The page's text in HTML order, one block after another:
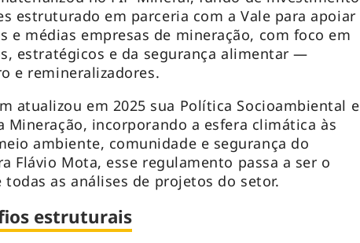
estruturado em parceria com a Vale para apoiar
e médias empresas de mineração, com foco em
estratégicos e da segurança alimentar —
e remineralizadores.
atualizou em 2025 sua Política Socioambiental e
Mineração, incorporando a esfera climática às
ambiente, comunidade e segurança do
Flávio Mota, esse regulamento passa a ser o
as análises de projetos do setor.
estruturais